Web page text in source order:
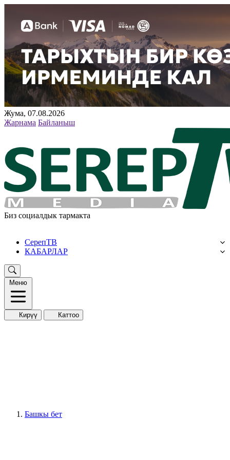
Жума, 07.08.2026
Жарнама Байланыш
Биз социалдык тармакта
СерепТВ
КАБАРЛАР
Меню
Кирүү Каттоо
Башкы бет